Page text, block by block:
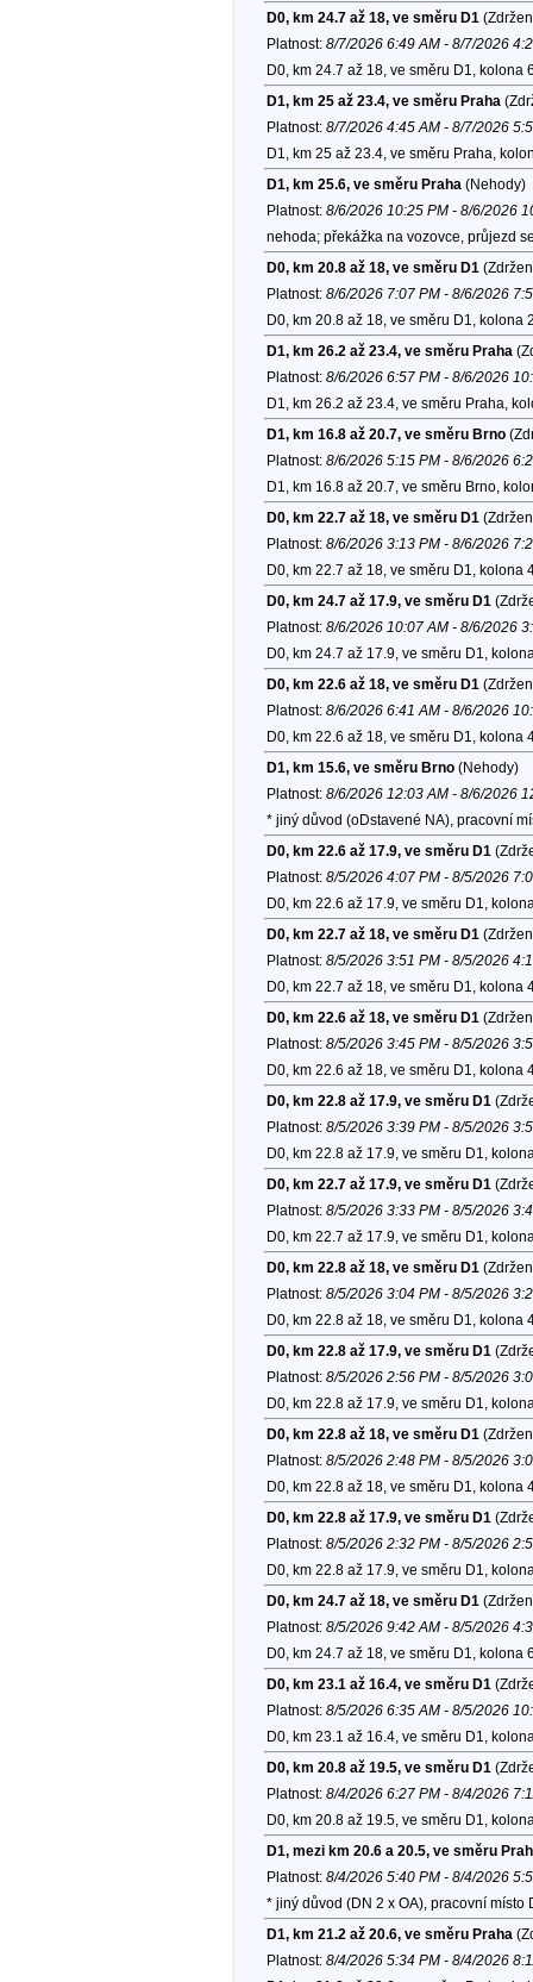
D0, km 24.7 až 18, ve směru D1
Platnost: 8/7/2026 6:49 AM - 8/7/2026
D0, km 24.7 až 18, ve směru D1, kolona
D1, km 25 až 23.4, ve směru Praha
Platnost: 8/7/2026 4:45 AM - 8/7/2026
D1, km 25 až 23.4, ve směru Praha,
D1, km 25.6, ve směru Praha (Nehody)
Platnost: 8/6/2026 10:25 PM - 8/6/2026
nehoda; překážka na vozovce, průjezd
D0, km 20.8 až 18, ve směru D1
Platnost: 8/6/2026 7:07 PM - 8/6/2026
D0, km 20.8 až 18, ve směru D1, kolona
D1, km 26.2 až 23.4, ve směru Praha
Platnost: 8/6/2026 6:57 PM - 8/6/2026
D1, km 26.2 až 23.4, ve směru Praha,
D1, km 16.8 až 20.7, ve směru Brno
Platnost: 8/6/2026 5:15 PM - 8/6/2026
D1, km 16.8 až 20.7, ve směru Brno,
D0, km 22.7 až 18, ve směru D1
Platnost: 8/6/2026 3:13 PM - 8/6/2026
D0, km 22.7 až 18, ve směru D1, kolona
D0, km 24.7 až 17.9, ve směru D1
Platnost: 8/6/2026 10:07 AM - 8/6/2026
D0, km 24.7 až 17.9, ve směru D1,
D0, km 22.6 až 18, ve směru D1
Platnost: 8/6/2026 6:41 AM - 8/6/2026
D0, km 22.6 až 18, ve směru D1, kolona
D1, km 15.6, ve směru Brno(Nehody)
Platnost: 8/6/2026 12:03 AM - 8/6/2026
* jiný důvod (oDstavené NA), pracovní
D0, km 22.6 až 17.9, ve směru D1
Platnost: 8/5/2026 4:07 PM - 8/5/2026
D0, km 22.6 až 17.9, ve směru D1,
D0, km 22.7 až 18, ve směru D1
Platnost: 8/5/2026 3:51 PM - 8/5/2026
D0, km 22.7 až 18, ve směru D1, kolona
D0, km 22.6 až 18, ve směru D1
Platnost: 8/5/2026 3:45 PM - 8/5/2026
D0, km 22.6 až 18, ve směru D1, kolona
D0, km 22.8 až 17.9, ve směru D1
Platnost: 8/5/2026 3:39 PM - 8/5/2026
D0, km 22.8 až 17.9, ve směru D1,
D0, km 22.7 až 17.9, ve směru D1
Platnost: 8/5/2026 3:33 PM - 8/5/2026
D0, km 22.7 až 17.9, ve směru D1,
D0, km 22.8 až 18, ve směru D1
Platnost: 8/5/2026 3:04 PM - 8/5/2026
D0, km 22.8 až 18, ve směru D1, kolona
D0, km 22.8 až 17.9, ve směru D1
Platnost: 8/5/2026 2:56 PM - 8/5/2026
D0, km 22.8 až 17.9, ve směru D1,
D0, km 22.8 až 18, ve směru D1
Platnost: 8/5/2026 2:48 PM - 8/5/2026
D0, km 22.8 až 18, ve směru D1, kolona
D0, km 22.8 až 17.9, ve směru D1
Platnost: 8/5/2026 2:32 PM - 8/5/2026
D0, km 22.8 až 17.9, ve směru D1,
D0, km 24.7 až 18, ve směru D1
Platnost: 8/5/2026 9:42 AM - 8/5/2026
D0, km 24.7 až 18, ve směru D1, kolona
D0, km 23.1 až 16.4, ve směru D1
Platnost: 8/5/2026 6:35 AM - 8/5/2026
D0, km 23.1 až 16.4, ve směru D1,
D0, km 20.8 až 19.5, ve směru D1
Platnost: 8/4/2026 6:27 PM - 8/4/2026
D0, km 20.8 až 19.5, ve směru D1,
D1, mezi km 20.6 a 20.5, ve směru
Platnost: 8/4/2026 5:40 PM - 8/4/2026
* jiný důvod (DN 2 x OA), pracovní
D1, km 21.2 až 20.6, ve směru Praha
Platnost: 8/4/2026 5:34 PM - 8/4/2026